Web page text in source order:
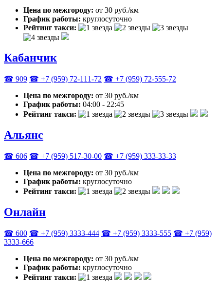
Цена по межгороду: от 30 руб./км
График работы: круглосуточно
Рейтинг такси:
Кабанчик
☎ 909 ☎ +7 (959) 72-111-72 ☎ +7 (959) 72-555-72
Цена по межгороду: от 30 руб./км
График работы: 04:00 - 22:45
Рейтинг такси:
Альянс
☎ 606 ☎ +7 (959) 517-30-00 ☎ +7 (959) 333-33-33
Цена по межгороду: от 30 руб./км
График работы: круглосуточно
Рейтинг такси:
Онлайн
☎ 600 ☎ +7 (959) 3333-444 ☎ +7 (959) 3333-555 ☎ +7 (959)
3333-666
Цена по межгороду: от 30 руб./км
График работы: круглосуточно
Рейтинг такси: